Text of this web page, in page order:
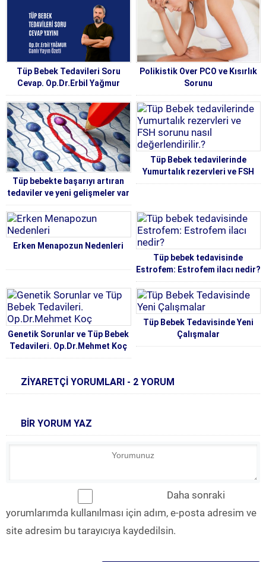
Tüp Bebek Tedavileri Soru
Cevap. Op.Dr.Erbil Yağmur
Polikistik Over PCO ve Kısırlık
Sorunu
Tüp bebekte başarıyı artıran
tedaviler ve yeni gelişmeler var
mı?
Tüp Bebek tedavilerinde
Yumurtalık rezervleri ve FSH
sorunu nasıl değerlendirilir.?
Erken Menapozun Nedenleri
Tüp bebek tedavisinde
Estrofem: Estrofem ilacı nedir?
Genetik Sorunlar ve Tüp Bebek
Tedavileri. Op.Dr.Mehmet Koç
Tüp Bebek Tedavisinde Yeni
Çalışmalar
ZİYARETÇİ YORUMLARI - 2 YORUM
BİR YORUM YAZ
Daha sonraki
yorumlarımda kullanılması için adım, e-posta adresim ve
site adresim bu tarayıcıya kaydedilsin.